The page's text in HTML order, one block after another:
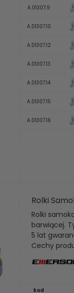
A.01307.9
A.01307.10
A.01307.12
A.01307.13
A.01307.14
A.01307.15
A.01307.16
Rolki
Rolki
barwiącej.
5 lat
Cechy
kod